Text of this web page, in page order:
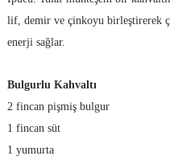
lif, demir ve çinkoyu birleştirerek
enerji sağlar.
Bulgurlu Kahvaltı
2 fincan pişmiş bulgur
1 fincan süt
1 yumurta